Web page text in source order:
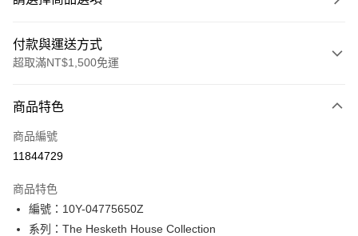
付款與運送方式
超取滿NT$1,500免運
信用卡一次付款
超商取貨付款
Apple Pay
商品特色
商品編號
11844729
商品特色
編號：10Y-04775650Z
系列：The Hesketh House Collection